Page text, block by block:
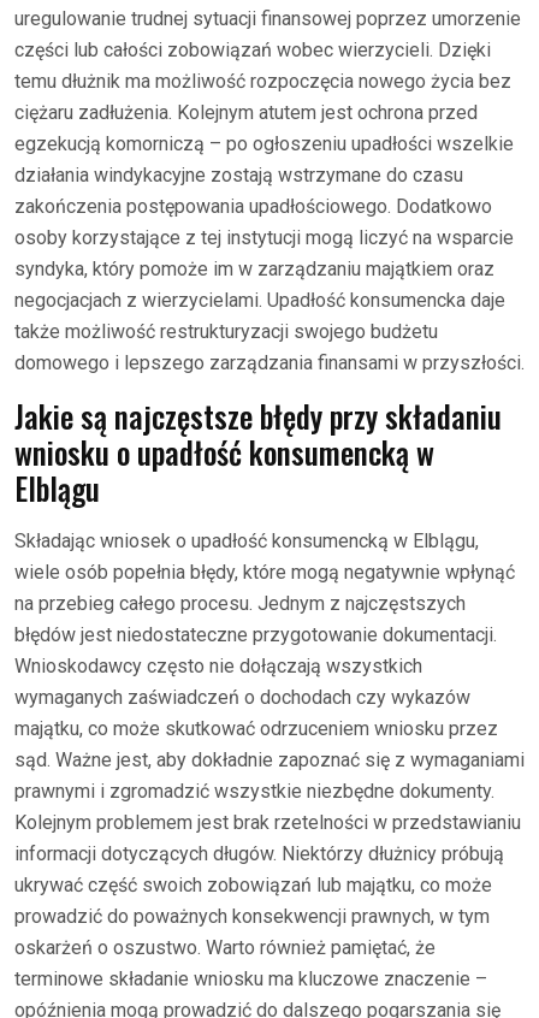
uregulowanie trudnej sytuacji finansowej poprzez umorzenie
części lub całości zobowiązań wobec wierzycieli. Dzięki
temu dłużnik ma możliwość rozpoczęcia nowego życia bez
ciężaru zadłużenia. Kolejnym atutem jest ochrona przed
egzekucją komorniczą – po ogłoszeniu upadłości wszelkie
działania windykacyjne zostają wstrzymane do czasu
zakończenia postępowania upadłościowego. Dodatkowo
osoby korzystające z tej instytucji mogą liczyć na wsparcie
syndyka, który pomoże im w zarządzaniu majątkiem oraz
negocjacjach z wierzycielami. Upadłość konsumencka daje
także możliwość restrukturyzacji swojego budżetu
domowego i lepszego zarządzania finansami w przyszłości.
Jakie są najczęstsze błędy przy składaniu
wniosku o upadłość konsumencką w
Elblągu
Składając wniosek o upadłość konsumencką w Elblągu,
wiele osób popełnia błędy, które mogą negatywnie wpłynąć
na przebieg całego procesu. Jednym z najczęstszych
błędów jest niedostateczne przygotowanie dokumentacji.
Wnioskodawcy często nie dołączają wszystkich
wymaganych zaświadczeń o dochodach czy wykazów
majątku, co może skutkować odrzuceniem wniosku przez
sąd. Ważne jest, aby dokładnie zapoznać się z wymaganiami
prawnymi i zgromadzić wszystkie niezbędne dokumenty.
Kolejnym problemem jest brak rzetelności w przedstawianiu
informacji dotyczących długów. Niektórzy dłużnicy próbują
ukrywać część swoich zobowiązań lub majątku, co może
prowadzić do poważnych konsekwencji prawnych, w tym
oskarżeń o oszustwo. Warto również pamiętać, że
terminowe składanie wniosku ma kluczowe znaczenie –
opóźnienia mogą prowadzić do dalszego pogarszania się